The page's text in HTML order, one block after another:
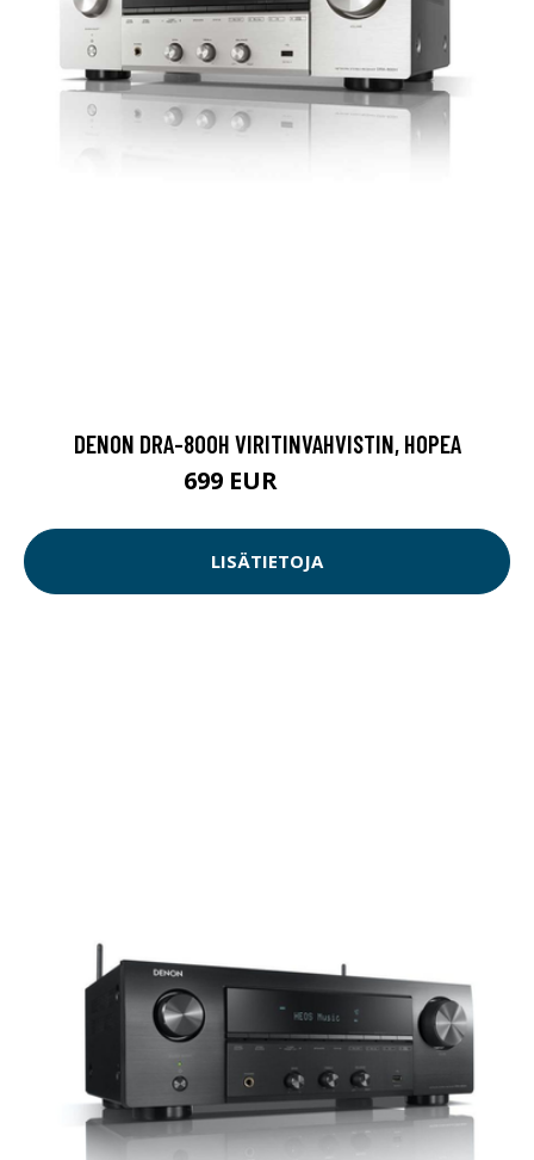
DENON DRA-800H VIRITINVAHVISTIN, HOPEA
699 EUR
LISÄTIETOJA